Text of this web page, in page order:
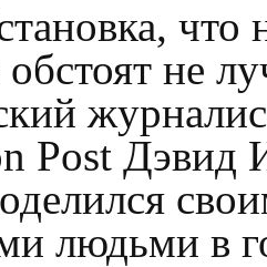
не
Post Дэвид
людьми в